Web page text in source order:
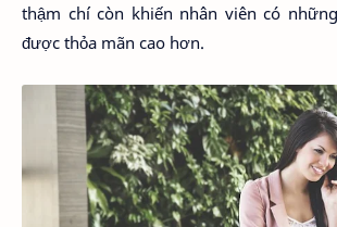
thậm chí còn khiến nhân viên có
được thỏa mãn cao hơn.